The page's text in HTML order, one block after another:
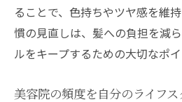
ることで、色持ちやツヤ感を維
慣の見直しは、髪への負担を減
ルをキープするための大切なポイ
美容院の頻度を自分のライフ